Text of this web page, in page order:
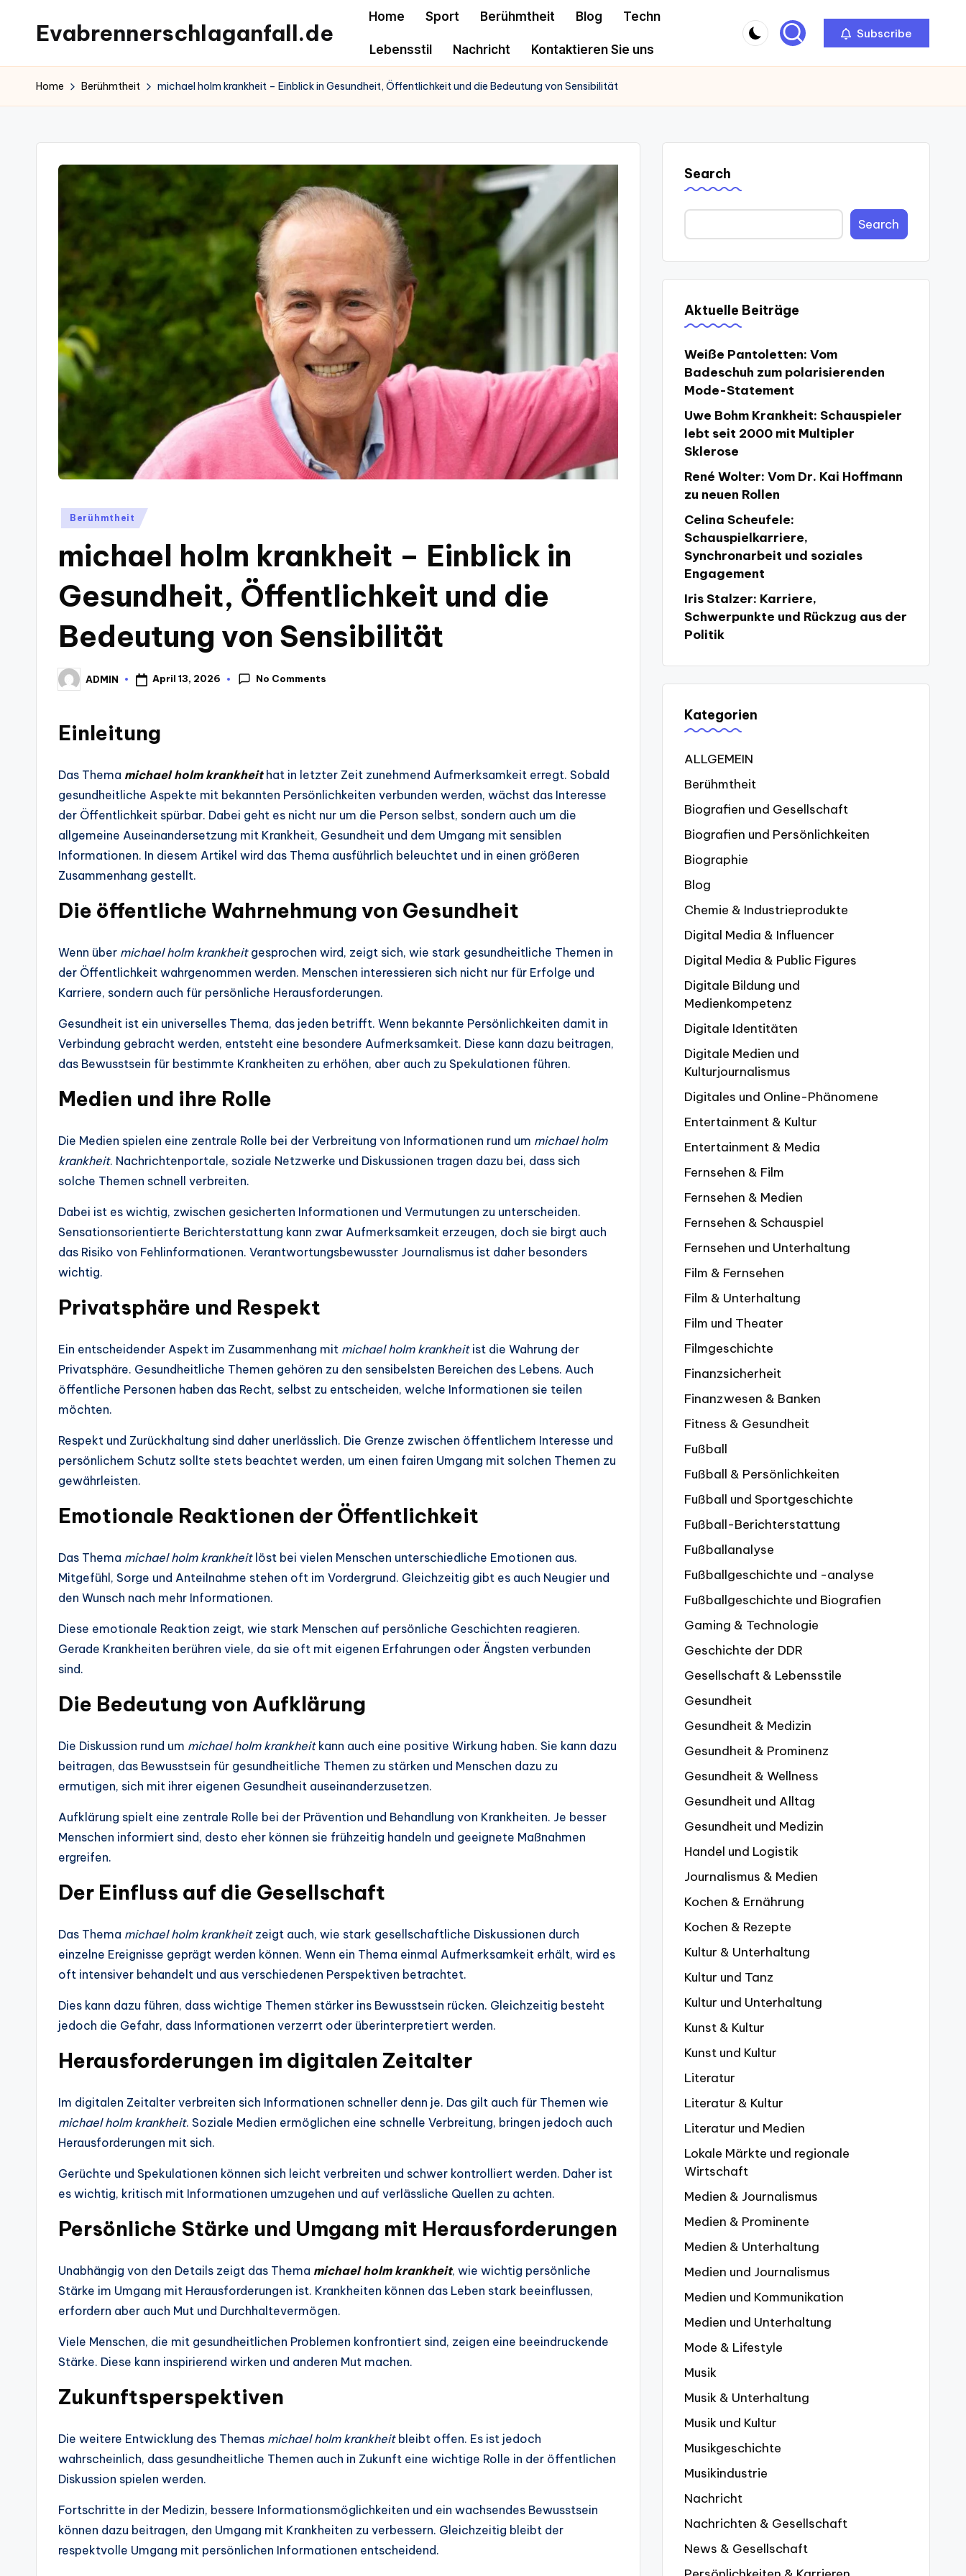
content
Evabrennerschlaganfall.de
Home Sport Berühmtheit Blog Techn
Lebensstil Nachricht Kontaktieren Sie uns
Subscribe
Home Berühmtheit michael holm krankheit – Einblick in Gesundheit, Öffentlichkeit und die Bedeutung von Sensibilität
Posted
Berühmtheit
michael holm krankheit – Einblick in
Gesundheit, Öffentlichkeit und die
Bedeutung von Sensibilität
Posted
by
ADMIN April 13, 2026 No Comments
Einleitung
Das Thema michael holm krankheithat in letzter Zeit zunehmend Aufmerksamkeit erregt. Sobald
gesundheitliche Aspekte mit bekannten Persönlichkeiten verbunden werden, wächst das Interesse
der Öffentlichkeit spürbar. Dabei geht es nicht nur um die Person selbst, sondern auch um die
allgemeine Auseinandersetzung mit Krankheit, Gesundheit und dem Umgang mit sensiblen
Informationen. In diesem Artikel wird das Thema ausführlich beleuchtet und in einen größeren
Zusammenhang gestellt.
Die öffentliche Wahrnehmung von Gesundheit
Wenn über michael holm krankheitgesprochen wird, zeigt sich, wie stark gesundheitliche Themen in
der Öffentlichkeit wahrgenommen werden. Menschen interessieren sich nicht nur für Erfolge und
Karriere, sondern auch für persönliche Herausforderungen.
Gesundheit ist ein universelles Thema, das jeden betrifft. Wenn bekannte Persönlichkeiten damit in
Verbindung gebracht werden, entsteht eine besondere Aufmerksamkeit. Diese kann dazu beitragen,
das Bewusstsein für bestimmte Krankheiten zu erhöhen, aber auch zu Spekulationen führen.
Medien und ihre Rolle
Die Medien spielen eine zentrale Rolle bei der Verbreitung von Informationen rund um michael holm
krankheit. Nachrichtenportale, soziale Netzwerke und Diskussionen tragen dazu bei, dass sich
solche Themen schnell verbreiten.
Dabei ist es wichtig, zwischen gesicherten Informationen und Vermutungen zu unterscheiden.
Sensationsorientierte Berichterstattung kann zwar Aufmerksamkeit erzeugen, doch sie birgt auch
das Risiko von Fehlinformationen. Verantwortungsbewusster Journalismus ist daher besonders
wichtig.
Privatsphäre und Respekt
Ein entscheidender Aspekt im Zusammenhang mit michael holm krankheitist die Wahrung der
Privatsphäre. Gesundheitliche Themen gehören zu den sensibelsten Bereichen des Lebens. Auch
öffentliche Personen haben das Recht, selbst zu entscheiden, welche Informationen sie teilen
möchten.
Respekt und Zurückhaltung sind daher unerlässlich. Die Grenze zwischen öffentlichem Interesse und
persönlichem Schutz sollte stets beachtet werden, um einen fairen Umgang mit solchen Themen zu
gewährleisten.
Emotionale Reaktionen der Öffentlichkeit
Das Thema michael holm krankheitlöst bei vielen Menschen unterschiedliche Emotionen aus.
Mitgefühl, Sorge und Anteilnahme stehen oft im Vordergrund. Gleichzeitig gibt es auch Neugier und
den Wunsch nach mehr Informationen.
Diese emotionale Reaktion zeigt, wie stark Menschen auf persönliche Geschichten reagieren.
Gerade Krankheiten berühren viele, da sie oft mit eigenen Erfahrungen oder Ängsten verbunden
sind.
Die Bedeutung von Aufklärung
Die Diskussion rund um michael holm krankheitkann auch eine positive Wirkung haben. Sie kann dazu
beitragen, das Bewusstsein für gesundheitliche Themen zu stärken und Menschen dazu zu
ermutigen, sich mit ihrer eigenen Gesundheit auseinanderzusetzen.
Aufklärung spielt eine zentrale Rolle bei der Prävention und Behandlung von Krankheiten. Je besser
Menschen informiert sind, desto eher können sie frühzeitig handeln und geeignete Maßnahmen
ergreifen.
Der Einfluss auf die Gesellschaft
Das Thema michael holm krankheitzeigt auch, wie stark gesellschaftliche Diskussionen durch
einzelne Ereignisse geprägt werden können. Wenn ein Thema einmal Aufmerksamkeit erhält, wird es
oft intensiver behandelt und aus verschiedenen Perspektiven betrachtet.
Dies kann dazu führen, dass wichtige Themen stärker ins Bewusstsein rücken. Gleichzeitig besteht
jedoch die Gefahr, dass Informationen verzerrt oder überinterpretiert werden.
Herausforderungen im digitalen Zeitalter
Im digitalen Zeitalter verbreiten sich Informationen schneller denn je. Das gilt auch für Themen wie
michael holm krankheit. Soziale Medien ermöglichen eine schnelle Verbreitung, bringen jedoch auch
Herausforderungen mit sich.
Gerüchte und Spekulationen können sich leicht verbreiten und schwer kontrolliert werden. Daher ist
es wichtig, kritisch mit Informationen umzugehen und auf verlässliche Quellen zu achten.
Persönliche Stärke und Umgang mit Herausforderungen
Unabhängig von den Details zeigt das Thema michael holm krankheit, wie wichtig persönliche
Stärke im Umgang mit Herausforderungen ist. Krankheiten können das Leben stark beeinflussen,
erfordern aber auch Mut und Durchhaltevermögen.
Viele Menschen, die mit gesundheitlichen Problemen konfrontiert sind, zeigen eine beeindruckende
Stärke. Diese kann inspirierend wirken und anderen Mut machen.
Zukunftsperspektiven
Die weitere Entwicklung des Themas michael holm krankheitbleibt offen. Es ist jedoch
wahrscheinlich, dass gesundheitliche Themen auch in Zukunft eine wichtige Rolle in der öffentlichen
Diskussion spielen werden.
Fortschritte in der Medizin, bessere Informationsmöglichkeiten und ein wachsendes Bewusstsein
können dazu beitragen, den Umgang mit Krankheiten zu verbessern. Gleichzeitig bleibt der
respektvolle Umgang mit persönlichen Informationen entscheidend.
Search
Search
Aktuelle Beiträge
Weiße Pantoletten: Vom
Badeschuh zum polarisierenden
Mode-Statement
Uwe Bohm Krankheit: Schauspieler
lebt seit 2000 mit Multipler
Sklerose
René Wolter: Vom Dr. Kai Hoffmann
zu neuen Rollen
Celina Scheufele:
Schauspielkarriere,
Synchronarbeit und soziales
Engagement
Iris Stalzer: Karriere,
Schwerpunkte und Rückzug aus der
Politik
Kategorien
ALLGEMEIN
Berühmtheit
Biografien und Gesellschaft
Biografien und Persönlichkeiten
Biographie
Blog
Chemie & Industrieprodukte
Digital Media & Influencer
Digital Media & Public Figures
Digitale Bildung und
Medienkompetenz
Digitale Identitäten
Digitale Medien und
Kulturjournalismus
Digitales und Online-Phänomene
Entertainment & Kultur
Entertainment & Media
Fernsehen & Film
Fernsehen & Medien
Fernsehen & Schauspiel
Fernsehen und Unterhaltung
Film & Fernsehen
Film & Unterhaltung
Film und Theater
Filmgeschichte
Finanzsicherheit
Finanzwesen & Banken
Fitness & Gesundheit
Fußball
Fußball & Persönlichkeiten
Fußball und Sportgeschichte
Fußball-Berichterstattung
Fußballanalyse
Fußballgeschichte und -analyse
Fußballgeschichte und Biografien
Gaming & Technologie
Geschichte der DDR
Gesellschaft & Lebensstile
Gesundheit
Gesundheit & Medizin
Gesundheit & Prominenz
Gesundheit & Wellness
Gesundheit und Alltag
Gesundheit und Medizin
Handel und Logistik
Journalismus & Medien
Kochen & Ernährung
Kochen & Rezepte
Kultur & Unterhaltung
Kultur und Tanz
Kultur und Unterhaltung
Kunst & Kultur
Kunst und Kultur
Literatur
Literatur & Kultur
Literatur und Medien
Lokale Märkte und regionale
Wirtschaft
Medien & Journalismus
Medien & Prominente
Medien & Unterhaltung
Medien und Journalismus
Medien und Kommunikation
Medien und Unterhaltung
Mode & Lifestyle
Musik
Musik & Unterhaltung
Musik und Kultur
Musikgeschichte
Musikindustrie
Nachricht
Nachrichten & Gesellschaft
News & Gesellschaft